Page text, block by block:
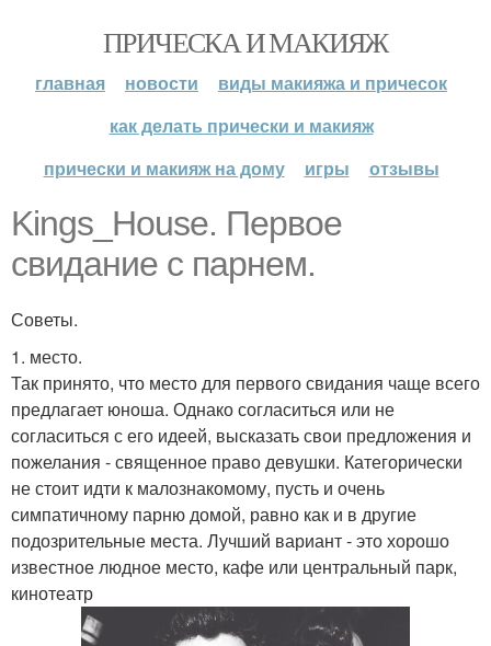
ПРИЧЕСКА И МАКИЯЖ
главная новости
виды макияжа и причесок
как делать прически и макияж
прически и макияж на дому
игры отзывы
Kings_House. Первое
свидание с парнем.
Советы.
1. место.
Так принято, что место для первого свидания чаще всего
предлагает юноша. Однако согласиться или не
согласиться с его идеей, высказать свои предложения и
пожелания - священное право девушки. Категорически
не стоит идти к малознакомому, пусть и очень
симпатичному парню домой, равно как и в другие
подозрительные места. Лучший вариант - это хорошо
известное людное место, кафе или центральный парк,
кинотеатр